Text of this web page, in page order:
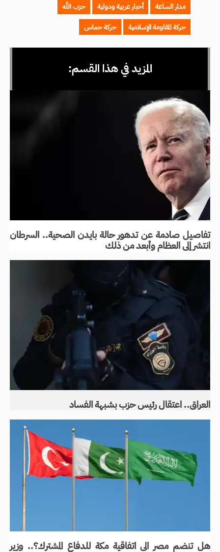
مدار الساعة أخبار عربية ودولية
حزب الله
حركة المقاومة الإسلامية
حركة حماس
المزيد في هذا القسم:
تفاصيل صادمة عن تدهور حالة بايدن الصحية.. السرطان
انتشر إلى العظام وأبعد من ذلك
العراق.. اعتقال رئيس حزب بشبهة الفساد
هل تنضم مصر الى اتفاقية مكة للدفاع المشترك؟.. وزير